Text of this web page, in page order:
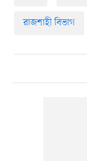
রাজশাহী বিভাগ